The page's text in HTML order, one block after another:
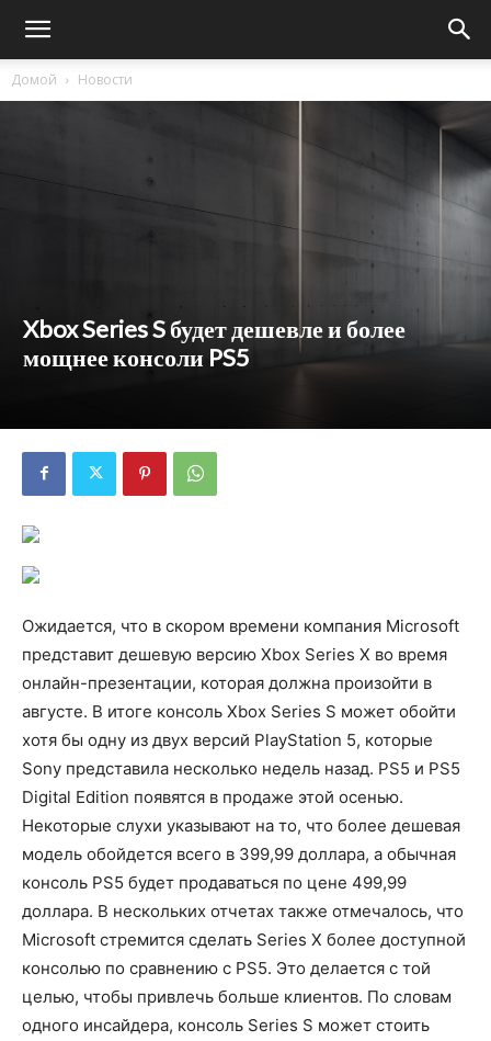
Домой Новости
Xbox Series S будет дешевле и более
мощнее консоли PS5
Ожидается, что в скором времени компания Microsoft
представит дешевую версию Xbox Series X во время
онлайн-презентации, которая должна произойти в
августе. В итоге консоль Xbox Series S может обойти
хотя бы одну из двух версий PlayStation 5, которые
Sony представила несколько недель назад. PS5 и PS5
Digital Edition появятся в продаже этой осенью.
Некоторые слухи указывают на то, что более дешевая
модель обойдется всего в 399,99 доллара, а обычная
консоль PS5 будет продаваться по цене 499,99
доллара. В нескольких отчетах также отмечалось, что
Microsoft стремится сделать Series X более доступной
консолью по сравнению с PS5. Это делается с той
целью, чтобы привлечь больше клиентов. По словам
одного инсайдера, консоль Series S может стоить